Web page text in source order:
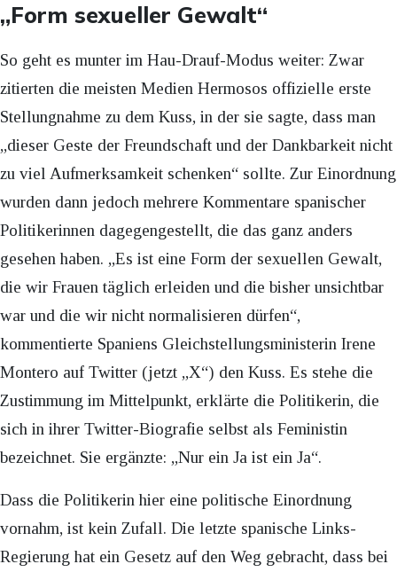
„Form sexueller Gewalt“
So geht es munter im Hau-Drauf-Modus weiter: Zwar
zitierten die meisten Medien Hermosos offizielle erste
Stellungnahme zu dem Kuss, in der sie sagte, dass man
„dieser Geste der Freundschaft und der Dankbarkeit nicht
zu viel Aufmerksamkeit schenken“ sollte. Zur Einordnung
wurden dann jedoch mehrere Kommentare spanischer
Politikerinnen dagegengestellt, die das ganz anders
gesehen haben. „Es ist eine Form der sexuellen Gewalt,
die wir Frauen täglich erleiden und die bisher unsichtbar
war und die wir nicht normalisieren dürfen“,
kommentierte Spaniens Gleichstellungsministerin Irene
Montero auf Twitter (jetzt „X“) den Kuss. Es stehe die
Zustimmung im Mittelpunkt, erklärte die Politikerin, die
sich in ihrer Twitter-Biografie selbst als Feministin
bezeichnet. Sie ergänzte: „Nur ein Ja ist ein Ja“.
Dass die Politikerin hier eine politische Einordnung
vornahm, ist kein Zufall. Die letzte spanische Links-
Regierung hat ein Gesetz auf den Weg gebracht, dass bei